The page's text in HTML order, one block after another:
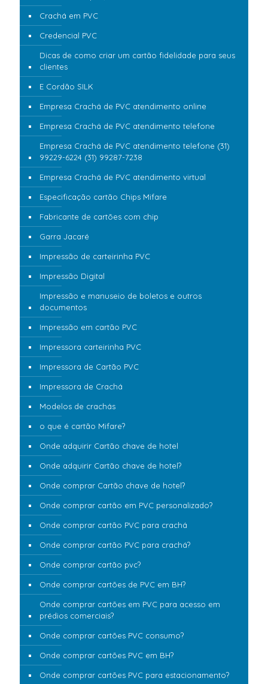
Crachá em PVC
Credencial PVC
Dicas de como criar um cartão fidelidade para seus
clientes
E Cordão SILK
Empresa Crachá de PVC atendimento online
Empresa Crachá de PVC atendimento telefone
Empresa Crachá de PVC atendimento telefone (31)
99229-6224 (31) 99287-7238
Empresa Crachá de PVC atendimento virtual
Especificação cartão Chips Mifare
Fabricante de cartões com chip
Garra Jacaré
Impressão de carteirinha PVC
Impressão Digital
Impressão e manuseio de boletos e outros
documentos
Impressão em cartão PVC
Impressora carteirinha PVC
Impressora de Cartão PVC
Impressora de Crachá
Modelos de crachás
o que é cartão Mifare?
Onde adquirir Cartão chave de hotel
Onde adquirir Cartão chave de hotel?
Onde comprar Cartão chave de hotel?
Onde comprar cartão em PVC personalizado?
Onde comprar cartão PVC para crachá
Onde comprar cartão PVC para crachá?
Onde comprar cartão pvc?
Onde comprar cartões de PVC em BH?
Onde comprar cartões em PVC para acesso em
prédios comerciais?
Onde comprar cartões PVC consumo?
Onde comprar cartões PVC em BH?
Onde comprar cartões PVC para estacionamento?